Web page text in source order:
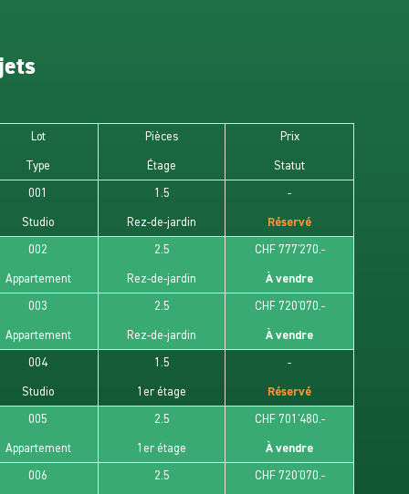
vélos
des communes les plus recherchées de
grâce à sa qualité de vie, son environnement
immédiate avec Lausanne.
à proximité immédiate
accès rapide
représente une opportunité idéale aussi bien
principale que pour un investissement immobilier
Lot
Type
Pièces
Étage
Prix
Statut
001
Studio
1.5
Rez-de-jardin
-
Réservé
002
Appartement
2.5
Rez-de-jardin
CHF 777'270.-
À vendre
003
Appartement
2.5
Rez-de-jardin
CHF 720'070.-
À vendre
004
Studio
1.5
1er étage
-
Réservé
005
Appartement
2.5
1er étage
CHF 701'480.-
À vendre
006 2.5 CHF 720'070.-